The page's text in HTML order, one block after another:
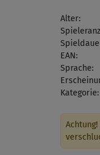
Alter:
EAN:
Sprache:
Kategorie: